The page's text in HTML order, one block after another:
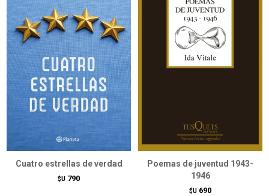
Cuatro estrellas de verdad
$U 790
Poemas de juventud 1943-
1946
$U 690